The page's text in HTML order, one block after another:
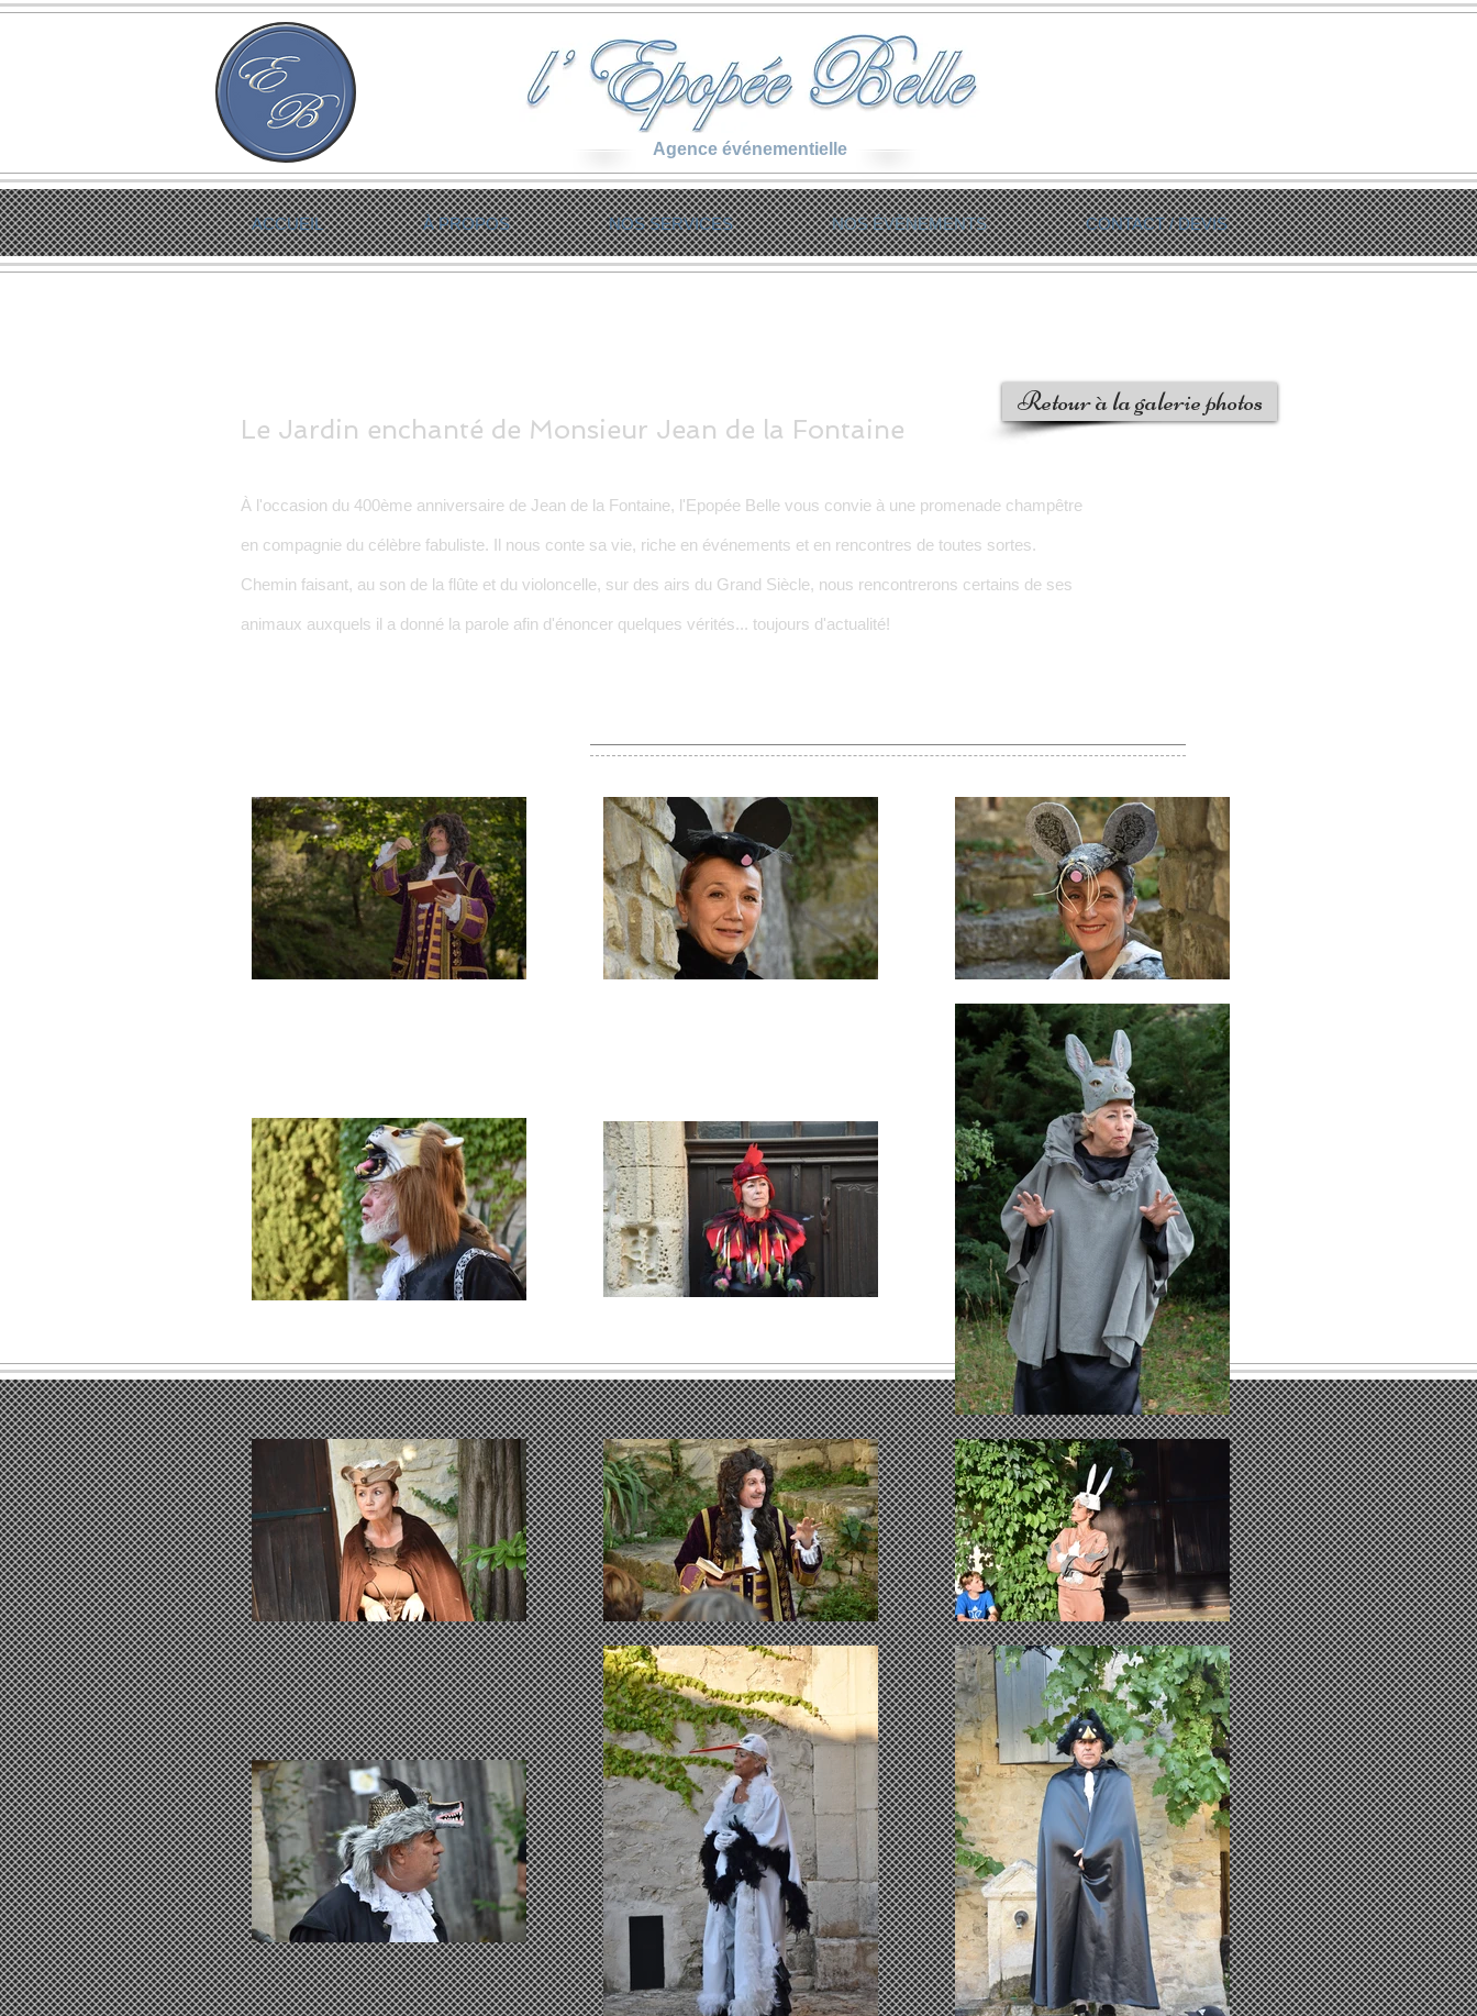
Agence événementielle
ACCUEIL À PROPOS NOS SERVICES NOS ÉVÈNEMENTS CONTACT / DEVIS
Le Jardin enchanté de Monsieur Jean de la Fontaine
À l'occasion du 400ème anniversaire de Jean de la Fontaine, l'Epopée Belle vous convie à une promenade champêtre
en compagnie du célèbre fabuliste. Il nous conte sa vie, riche en événements et en rencontres de toutes sortes.
Chemin faisant, au son de la flûte et du violoncelle, sur des airs du Grand Siècle, nous rencontrerons certains de ses
animaux auxquels il a donné la parole afin d'énoncer quelques vérités... toujours d'actualité!
Retour à la galerie photos